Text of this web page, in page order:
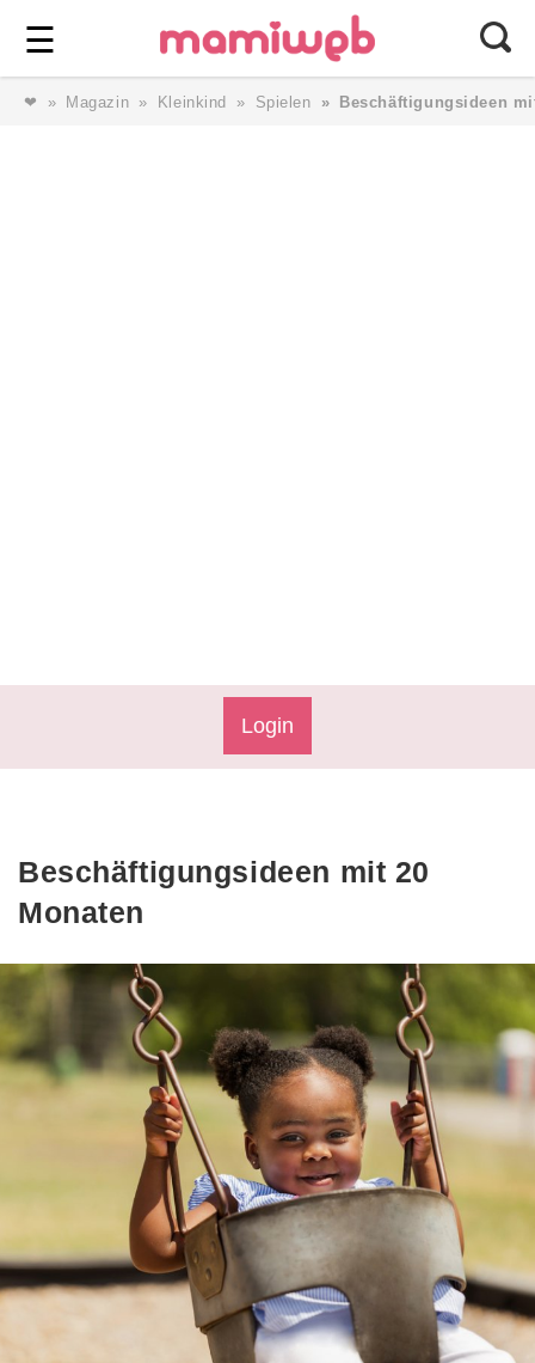
☰ ⎯ Wir lieben Familie ⎯
❤ Magazin Kleinkind Spielen Beschäftigungsideen
Login
Beschäftigungsideen mit 20
Monaten